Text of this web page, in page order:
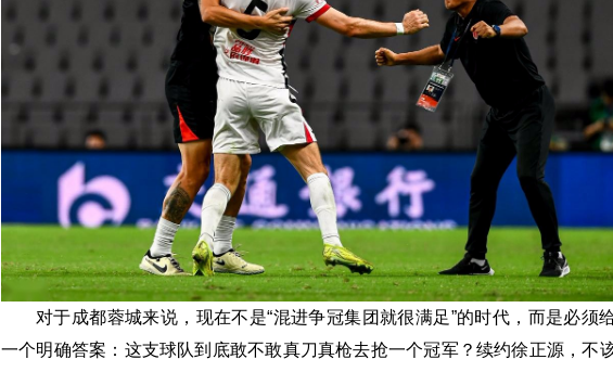
对于成都蓉城来说，现在不是“混进争冠集团就很满足”的时代，而是必须
一个明确答案：这支球队到底敢不敢真刀真枪去抢一个冠军？续约徐正源，不